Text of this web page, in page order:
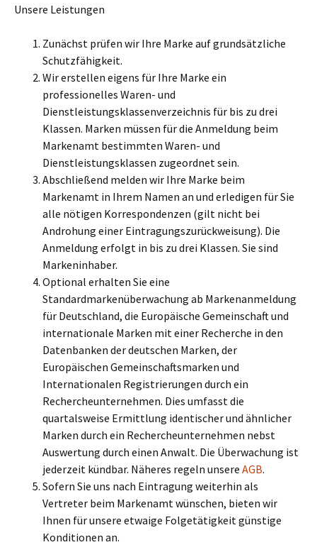
Unsere Leistungen
Zunächst prüfen wir Ihre Marke auf grundsätzliche
Schutzfähigkeit.
Wir erstellen eigens für Ihre Marke ein
professionelles Waren- und
Dienstleistungsklassenverzeichnis für bis zu drei
Klassen. Marken müssen für die Anmeldung beim
Markenamt bestimmten Waren- und
Dienstleistungsklassen zugeordnet sein.
Abschließend melden wir Ihre Marke beim
Markenamt in Ihrem Namen an und erledigen für Sie
alle nötigen Korrespondenzen (gilt nicht bei
Androhung einer Eintragungszurückweisung). Die
Anmeldung erfolgt in bis zu drei Klassen. Sie sind
Markeninhaber.
Optional erhalten Sie eine
Standardmarkenüberwachung ab Markenanmeldung
für Deutschland, die Europäische Gemeinschaft und
internationale Marken mit einer Recherche in den
Datenbanken der deutschen Marken, der
Europäischen Gemeinschaftsmarken und
Internationalen Registrierungen durch ein
Rechercheunternehmen. Dies umfasst die
quartalsweise Ermittlung identischer und ähnlicher
Marken durch ein Rechercheunternehmen nebst
Auswertung durch einen Anwalt. Die Überwachung ist
jederzeit kündbar. Näheres regeln unsere AGB.
Sofern Sie uns nach Eintragung weiterhin als
Vertreter beim Markenamt wünschen, bieten wir
Ihnen für unsere etwaige Folgetätigkeit günstige
Konditionen an.